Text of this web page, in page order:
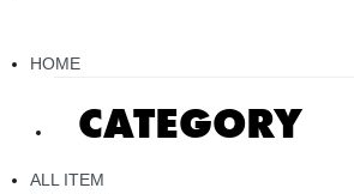
HOME
CATEGORY
ALL ITEM